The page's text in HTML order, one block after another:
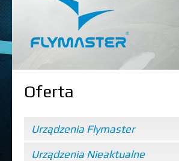
Oferta
Urządzenia Flymaster
Urządzenia Nieaktualne